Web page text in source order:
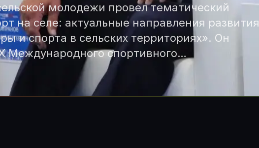
молодежи провел тематический
на селе: актуальные направления развития
и спорта в сельских территориях». Он
Международного спортивного…